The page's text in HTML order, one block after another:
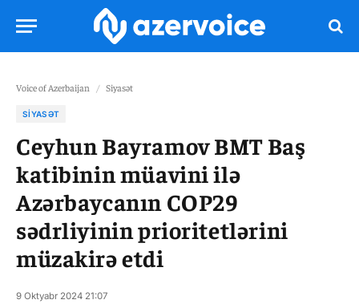
Voice of Azerbaijan / Siyasət
SIYASƏT
Ceyhun Bayramov BMT Baş
katibinin müavini ilə
Azərbaycanın COP29
sədrliyinin prioritetlərini
müzakirə etdi
9 Oktyabr 2024 21:07